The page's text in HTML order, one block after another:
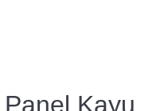
Kayu